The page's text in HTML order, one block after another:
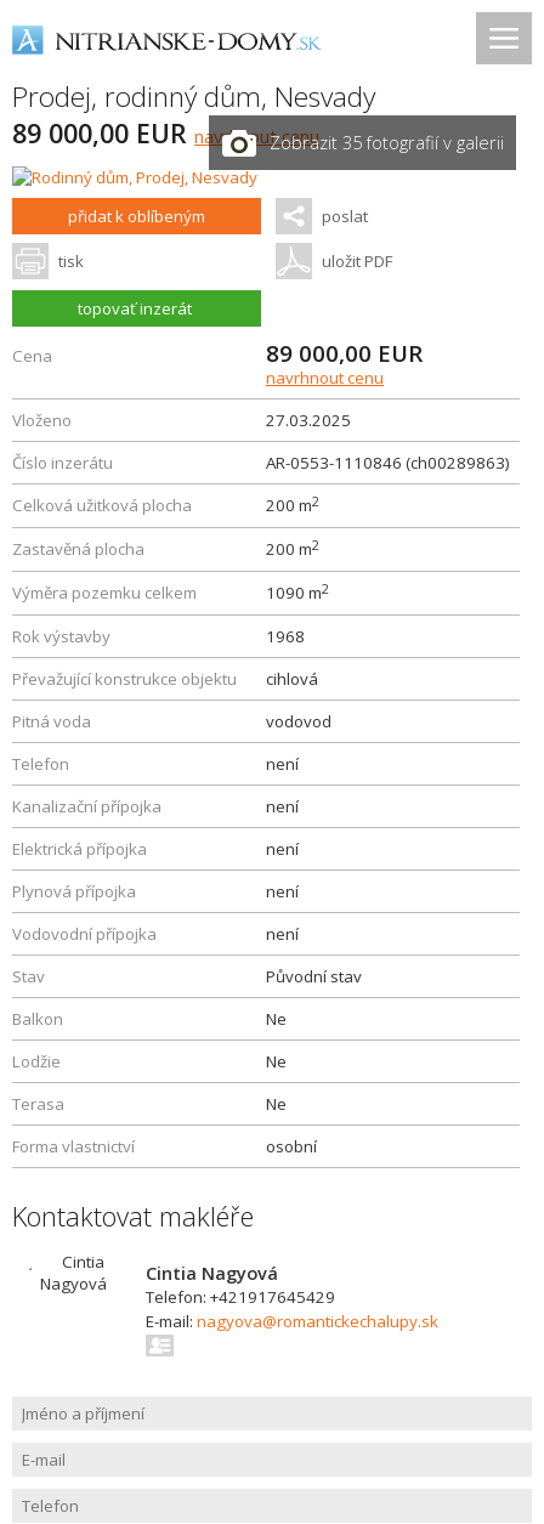
Prodej, rodinný dům, Nesvady
89 000,00 EUR navrhnout cenuZobrazit 35 fotografií v galerii
přidat k oblíbeným poslat
tisk uložit PDF
topovať inzerát
Cena 89 000,00 EUR
navrhnout cenu
Vloženo
27.03.2025
Číslo inzerátu
AR-0553-1110846 (ch00289863)
Celková užitková plocha
200 m2
Zastavěná plocha 200 m2
Výměra pozemku celkem 1090 m2
Rok výstavby
1968
Převažující konstrukce objektu
cihlová
Pitná voda
vodovod
Telefon
není
Kanalizační přípojka
není
Elektrická přípojka
není
Plynová přípojka
není
Vodovodní přípojka
není
Stav
Původní stav
Balkon
Ne
Lodžie
Ne
Terasa
Ne
Forma vlastnictví
osobní
Kontaktovat makléře
Cintia Nagyová
Telefon: +421917645429
E-mail: nagyova@romantickechalupy.sk